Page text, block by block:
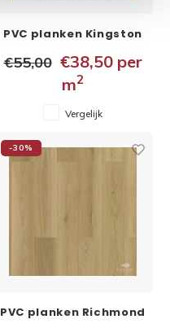
PVC planken Kingston
€55,00 €38,50per
m2
Vergelijk
-30%
PVC planken Richmond